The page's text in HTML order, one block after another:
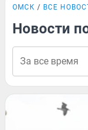
ОМСК ВСЕ
Новости